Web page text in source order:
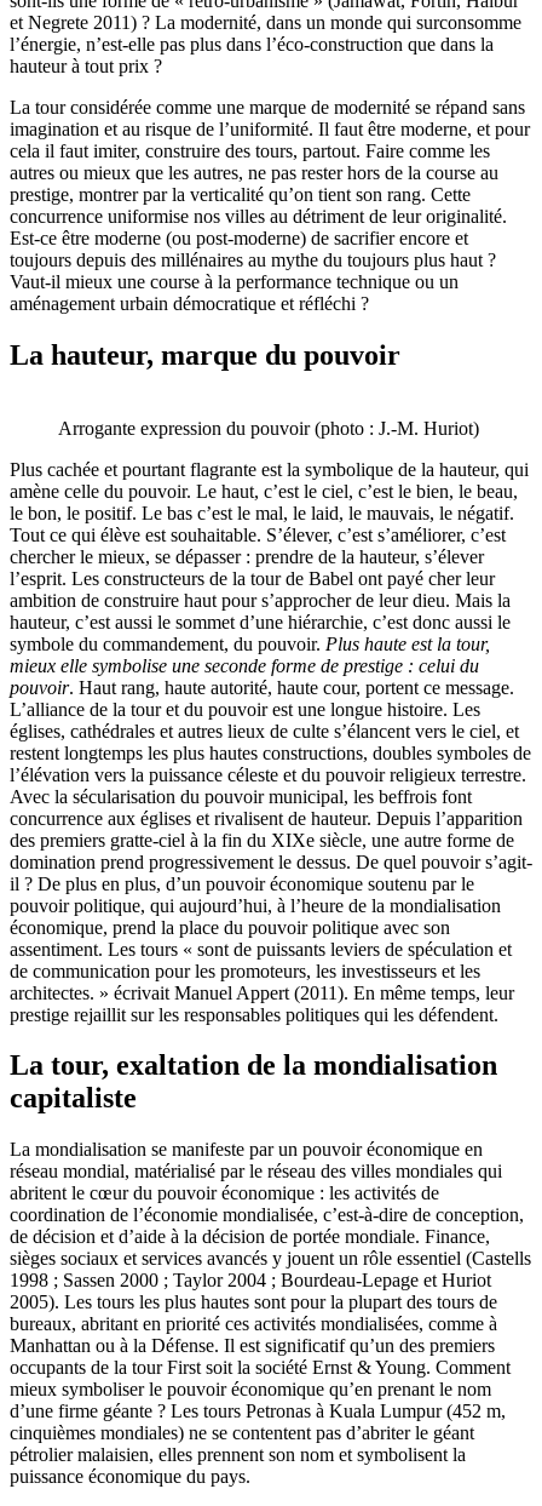
et Negrete 2011) ? La modernité, dans un monde qui surconsomme
l’énergie, n’est-elle pas plus dans l’éco-construction que dans la
hauteur à tout prix ?
La tour considérée comme une marque de modernité se répand sans
imagination et au risque de l’uniformité. Il faut être moderne, et pour
cela il faut imiter, construire des tours, partout. Faire comme les
autres ou mieux que les autres, ne pas rester hors de la course au
prestige, montrer par la verticalité qu’on tient son rang. Cette
concurrence uniformise nos villes au détriment de leur originalité.
Est-ce être moderne (ou post-moderne) de sacrifier encore et
toujours depuis des millénaires au mythe du toujours plus haut ?
Vaut-il mieux une course à la performance technique ou un
aménagement urbain démocratique et réfléchi ?
La hauteur, marque du pouvoir
Arrogante expression du pouvoir (photo : J.-M. Huriot)
Plus cachée et pourtant flagrante est la symbolique de la hauteur, qui
amène celle du pouvoir. Le haut, c’est le ciel, c’est le bien, le beau,
le bon, le positif. Le bas c’est le mal, le laid, le mauvais, le négatif.
Tout ce qui élève est souhaitable. S’élever, c’est s’améliorer, c’est
chercher le mieux, se dépasser : prendre de la hauteur, s’élever
l’esprit. Les constructeurs de la tour de Babel ont payé cher leur
ambition de construire haut pour s’approcher de leur dieu. Mais la
hauteur, c’est aussi le sommet d’une hiérarchie, c’est donc aussi le
symbole du commandement, du pouvoir. Plus haute est la tour,
mieux elle symbolise une seconde forme de prestige : celui du
pouvoir. Haut rang, haute autorité, haute cour, portent ce message.
L’alliance de la tour et du pouvoir est une longue histoire. Les
églises, cathédrales et autres lieux de culte s’élancent vers le ciel, et
restent longtemps les plus hautes constructions, doubles symboles de
l’élévation vers la puissance céleste et du pouvoir religieux terrestre.
Avec la sécularisation du pouvoir municipal, les beffrois font
concurrence aux églises et rivalisent de hauteur. Depuis l’apparition
des premiers gratte-ciel à la fin du XIXe siècle, une autre forme de
domination prend progressivement le dessus. De quel pouvoir s’agit-
il ? De plus en plus, d’un pouvoir économique soutenu par le
pouvoir politique, qui aujourd’hui, à l’heure de la mondialisation
économique, prend la place du pouvoir politique avec son
assentiment. Les tours « sont de puissants leviers de spéculation et
de communication pour les promoteurs, les investisseurs et les
architectes. » écrivait Manuel Appert (2011). En même temps, leur
prestige rejaillit sur les responsables politiques qui les défendent.
La tour, exaltation de la mondialisation
capitaliste
La mondialisation se manifeste par un pouvoir économique en
réseau mondial, matérialisé par le réseau des villes mondiales qui
abritent le cœur du pouvoir économique : les activités de
coordination de l’économie mondialisée, c’est-à-dire de conception,
de décision et d’aide à la décision de portée mondiale. Finance,
sièges sociaux et services avancés y jouent un rôle essentiel (Castells
1998 ; Sassen 2000 ; Taylor 2004 ; Bourdeau-Lepage et Huriot
2005). Les tours les plus hautes sont pour la plupart des tours de
bureaux, abritant en priorité ces activités mondialisées, comme à
Manhattan ou à la Défense. Il est significatif qu’un des premiers
occupants de la tour First soit la société Ernst & Young. Comment
mieux symboliser le pouvoir économique qu’en prenant le nom
d’une firme géante ? Les tours Petronas à Kuala Lumpur (452 m,
cinquièmes mondiales) ne se contentent pas d’abriter le géant
pétrolier malaisien, elles prennent son nom et symbolisent la
puissance économique du pays.